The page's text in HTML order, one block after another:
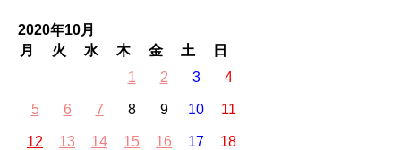
2020年10月
月
火 水 木 金 土
日
1
2 3 4
5 6 7 8 9 10 11
12 13 14 15 16 17 18